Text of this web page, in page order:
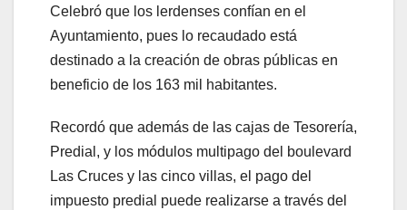
Celebró que los lerdenses confían en el
Ayuntamiento, pues lo recaudado está
destinado a la creación de obras públicas en
beneficio de los 163 mil habitantes.
Recordó que además de las cajas de Tesorería,
Predial, y los módulos multipago del boulevard
Las Cruces y las cinco villas, el pago del
impuesto predial puede realizarse a través del